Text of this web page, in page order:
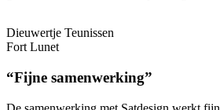
Dieuwertje Teunissen
Fort Lunet
“Fijne samenwerking”